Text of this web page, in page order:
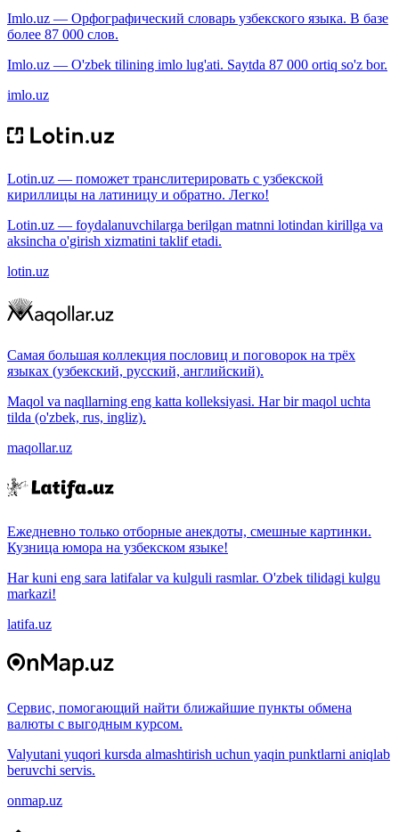
Imlo.uz — Орфографический словарь узбекского языка. В базе
более 87 000 слов.
Imlo.uz — O'zbek tilining imlo lug'ati. Saytda 87 000 ortiq so'z bor.
imlo.uz
Lotin.uz — поможет транслитерировать с узбекской
кириллицы на латиницу и обратно. Легко!
Lotin.uz — foydalanuvchilarga berilgan matnni lotindan kirillga va
aksincha o'girish xizmatini taklif etadi.
lotin.uz
Самая большая коллекция пословиц и поговорок на трёх
языках (узбекский, русский, английский).
Maqol va naqllarning eng katta kolleksiyasi. Har bir maqol uchta
tilda (o'zbek, rus, ingliz).
maqollar.uz
Ежедневно только отборные анекдоты, смешные картинки.
Кузница юмора на узбекском языке!
Har kuni eng sara latifalar va kulguli rasmlar. O'zbek tilidagi kulgu
markazi!
latifa.uz
Сервис, помогающий найти ближайшие пункты обмена
валюты с выгодным курсом.
Valyutani yuqori kursda almashtirish uchun yaqin punktlarni aniqlab
beruvchi servis.
onmap.uz